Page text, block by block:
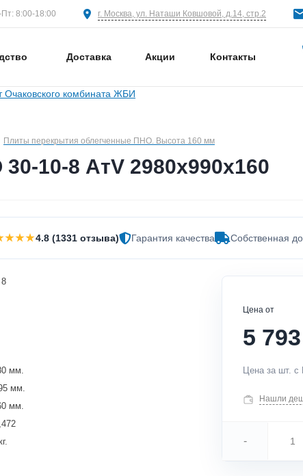
8:00-18:00 г. Москва, ул. Наташи Ковшовой, д.14, стр.2
Доставка Акции Контакты
Плиты перекрытия облегченные ПНО. Высота 160 мм
10-8 АтV 2980х990х160
4.8 (1331 отзыва) Гарантия качества Собственная
8
мм.
мм.
мм.
Цена от
5
Цена за шт.
Нашли
-